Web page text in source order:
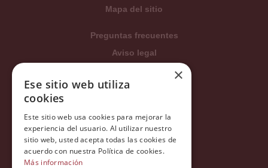
Mapa del sitio
Preguntas frecuentes
Aviso legal
Condiciones generales
Política de privacidad
Política Integrada
Tratamiento de datos
×
Ese sitio web utiliza
cookies
Este sitio web usa cookies para mejorar la
experiencia del usuario. Al utilizar nuestro
sitio web, usted acepta todas las cookies de
acuerdo con nuestra Política de cookies.
Más información